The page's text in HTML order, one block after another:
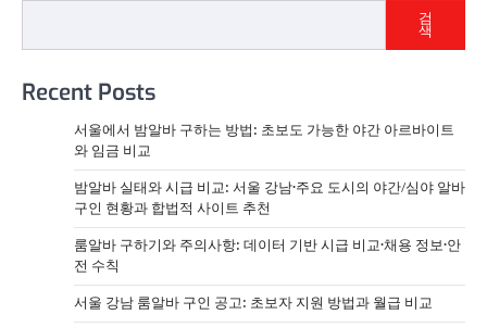
검
색
Recent Posts
서울에서 밤알바 구하는 방법: 초보도 가능한 야간 아르바이트
와 임금 비교
밤알바 실태와 시급 비교: 서울 강남·주요 도시의 야간/심야 알바
구인 현황과 합법적 사이트 추천
룸알바 구하기와 주의사항: 데이터 기반 시급 비교·채용 정보·안
전 수칙
서울 강남 룸알바 구인 공고: 초보자 지원 방법과 월급 비교